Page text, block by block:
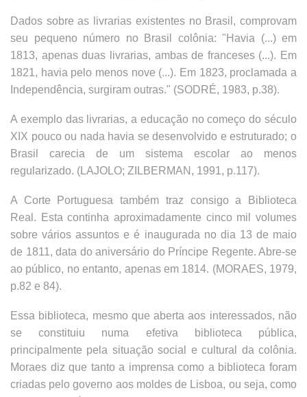
Dados sobre as livrarias existentes no Brasil, comprovam
seu pequeno número no Brasil colônia: "Havia (...) em
1813, apenas duas livrarias, ambas de franceses (...). Em
1821, havia pelo menos nove (...). Em 1823, proclamada a
Independência, surgiram outras." (SODRÉ, 1983, p.38).
A exemplo das livrarias, a educação no começo do século
XIX pouco ou nada havia se desenvolvido e estruturado; o
Brasil carecia de um sistema escolar ao menos
regularizado. (LAJOLO; ZILBERMAN, 1991, p.117).
A Corte Portuguesa também traz consigo a Biblioteca
Real. Esta continha aproximadamente cinco mil volumes
sobre vários assuntos e é inaugurada no dia 13 de maio
de 1811, data do aniversário do Príncipe Regente. Abre-se
ao público, no entanto, apenas em 1814. (MORAES, 1979,
p.82 e 84).
Essa biblioteca, mesmo que aberta aos interessados, não
se constituiu numa efetiva biblioteca pública,
principalmente pela situação social e cultural da colônia.
Moraes diz que tanto a imprensa como a biblioteca foram
criadas pelo governo aos moldes de Lisboa, ou seja, como